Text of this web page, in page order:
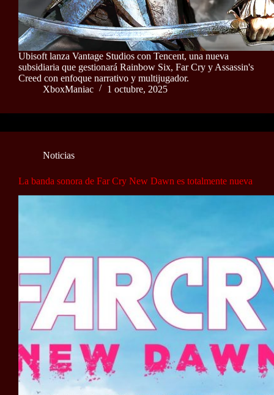
Ubisoft lanza Vantage Studios con Tencent, una nueva
subsidiaria que gestionará Rainbow Six, Far Cry y Assassin's
Creed con enfoque narrativo y multijugador.
XboxManiac
1 octubre, 2025
Noticias
La banda sonora de Far Cry New Dawn es totalmente nueva